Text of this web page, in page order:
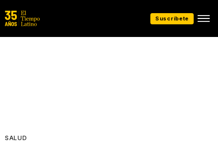
Suscríbete
SALUD